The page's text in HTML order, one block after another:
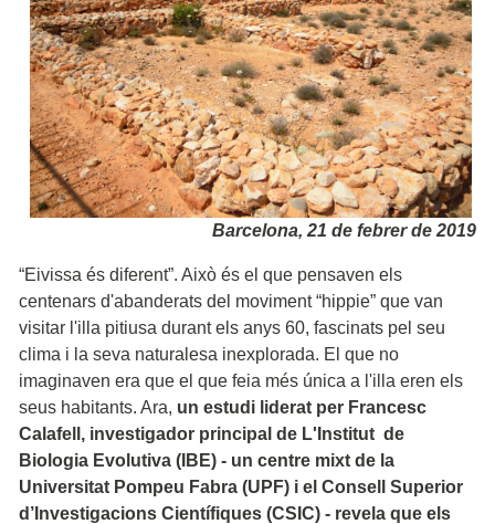
Barcelona, 21 de febrer de 2019
“Eivissa és diferent”. Això és el que pensaven els
centenars d'abanderats del moviment “hippie” que van
visitar l'illa pitiusa durant els anys 60, fascinats pel seu
clima i la seva naturalesa inexplorada. El que no
imaginaven era que el que feia més única a l'illa eren els
seus habitants. Ara, un estudi liderat per Francesc
Calafell, investigador principal de L'Institut de
Biologia Evolutiva (IBE) - un centre mixt de la
Universitat Pompeu Fabra (UPF) i el Consell Superior
d’Investigacions Científiques (CSIC) - revela que els